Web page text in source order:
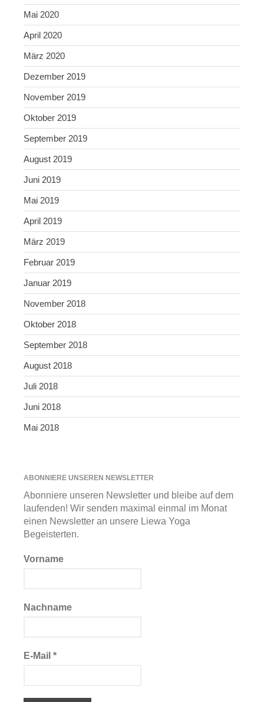
Mai 2020
April 2020
März 2020
Dezember 2019
November 2019
Oktober 2019
September 2019
August 2019
Juni 2019
Mai 2019
April 2019
März 2019
Februar 2019
Januar 2019
November 2018
Oktober 2018
September 2018
August 2018
Juli 2018
Juni 2018
Mai 2018
ABONNIERE UNSEREN NEWSLETTER
Abonniere unseren Newsletter und bleibe auf dem
laufenden! Wir senden maximal einmal im Monat
einen Newsletter an unsere Liewa Yoga
Begeisterten.
Vorname
Nachname
E-Mail *